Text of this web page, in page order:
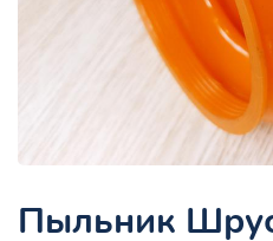
Пыльник